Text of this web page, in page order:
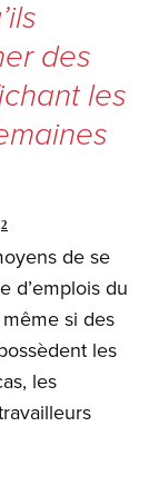
des
les
2
de se
d’emplois du
si des
les
les